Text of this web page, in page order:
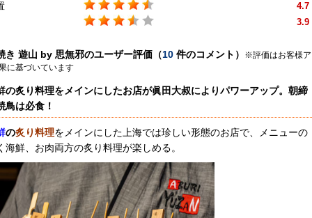
4.7
3.9
き 遊山 by 思無邪のユーザー評価（10 件のコメント）
※評価はお客様ア
に基づいています
の炙り料理をメインにしたお店が眞田大叔によりパワーアップ。朝締
鳥は必食！
の炙り料理をメインにした上海では珍しい形態のお店で、メニューの
海鮮、お肉両方の炙り料理が楽しめる。